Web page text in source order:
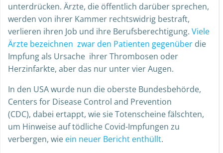
unterdrücken. Ärzte, die öffentlich darüber sprechen,
werden von ihrer Kammer rechtswidrig bestraft,
verlieren ihren Job und ihre Berufsberechtigung. Viele
Ärzte bezeichnen zwar den Patienten gegenüber die
Impfung als Ursache ihrer Thrombosen oder
Herzinfarkte, aber das nur unter vier Augen.
In den USA wurde nun die oberste Bundesbehörde,
Centers for Disease Control and Prevention
(CDC), dabei ertappt, wie sie Totenscheine fälschten,
um Hinweise auf tödliche Covid-Impfungen zu
verbergen, wie ein neuer Bericht enthüllt.